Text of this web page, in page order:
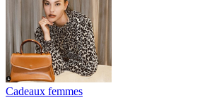
Cadeaux femmes